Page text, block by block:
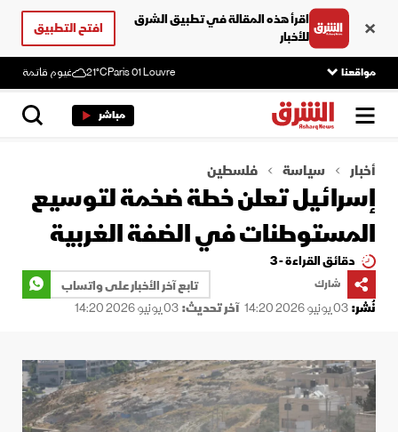
اقرأ هذه المقالة في تطبيق الشرق
للأخبار
افتح التطبيق
مواقعنا Paris 01 Louvre
21°C غيوم قاتمة
مباشر
أخبار سياسة فلسطين
إسرائيل تعلن خطة ضخمة لتوسيع
المستوطنات في الضفة الغربية
دقائق القراءة - 3
شارك
تابع آخر الأخبار على واتساب
نُشر:03 يونيو 2026 14:20 آخر تحديث:03 يونيو 2026 14:20